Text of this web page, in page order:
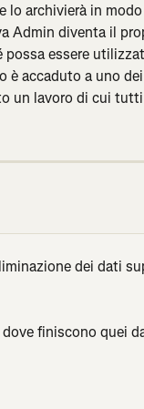
lo archivierà in
Admin diventa il
possa essere
è accaduto a uno
un lavoro di cui
dei dati
finiscono quei